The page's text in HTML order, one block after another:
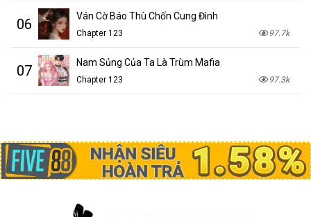
06 Ván Cờ Báo Thù Chốn Cung Đình
Chapter 123 97.7k
07 Nam Sủng Của Ta Là Trùm Mafia
Chapter 123 97.3k